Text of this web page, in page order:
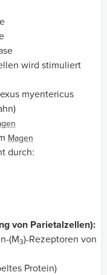
wird stimuliert
myentericus
Magen
durch:
von Parietalzellen):
(M3)-Rezeptoren von
Protein)